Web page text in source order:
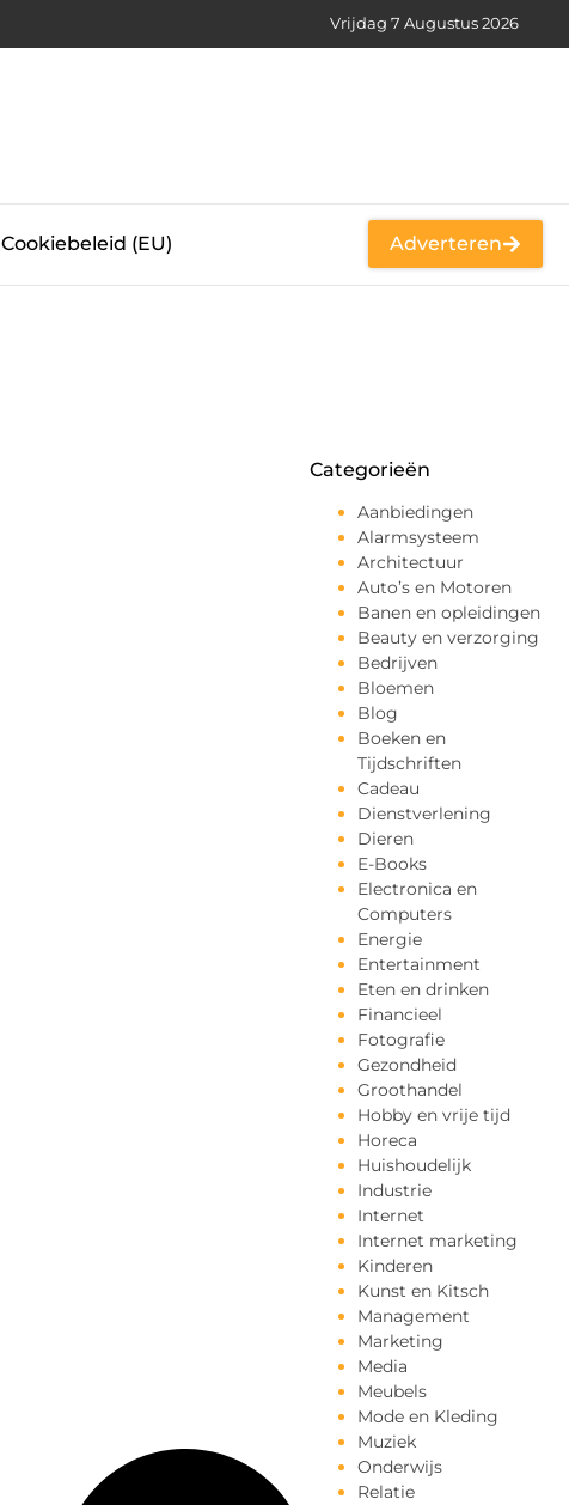
Vrijdag 7 Augustus 2026
Cookiebeleid (EU) Adverteren
Categorieën
Aanbiedingen
Alarmsysteem
Architectuur
Auto’s en Motoren
Banen en opleidingen
Beauty en verzorging
Bedrijven
Bloemen
Blog
Boeken en
Tijdschriften
Cadeau
Dienstverlening
Dieren
E-Books
Electronica en
Computers
Energie
Entertainment
Eten en drinken
Financieel
Fotografie
Gezondheid
Groothandel
Hobby en vrije tijd
Horeca
Huishoudelijk
Industrie
Internet
Internet marketing
Kinderen
Kunst en Kitsch
Management
Marketing
Media
Meubels
Mode en Kleding
Muziek
Onderwijs
Relatie